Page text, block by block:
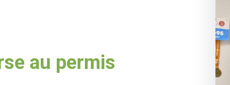
au permis